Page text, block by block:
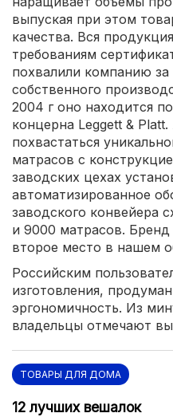
выпуская при этом
качества. Вся
требованиям
похвалили компанию
собственного
2004 г оно находится
концерна Leggett &
похвастаться
матрасов с
заводских цехах
автоматизированное
заводского конвейера
и 9000 матрасов. Бренд
второе место в нашем
Российским
изготовления,
эргономичность. Из
владельцы отмечают
ТОВАРЫ ДЛЯ ДОМА
12 лучших вешалок